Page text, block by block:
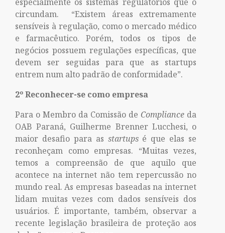
circundam. “Existem áreas extremamente
sensíveis à regulação, como o mercado médico
e farmacêutico. Porém, todos os tipos de
negócios possuem regulações específicas, que
devem ser seguidas para que as startups
entrem num alto padrão de conformidade”.
2º Reconhecer-se como empresa
Para o Membro da Comissão de Compliance da
OAB Paraná, Guilherme Brenner Lucchesi, o
maior desafio para as startupsé que elas se
reconheçam como empresas. “Muitas vezes,
temos a compreensão de que aquilo que
acontece na internet não tem repercussão no
mundo real. As empresas baseadas na internet
lidam muitas vezes com dados sensíveis dos
usuários. É importante, também, observar a
recente legislação brasileira de proteção aos